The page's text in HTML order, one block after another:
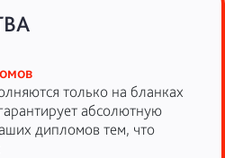
только на бланках
абсолютную
дипломов тем, что